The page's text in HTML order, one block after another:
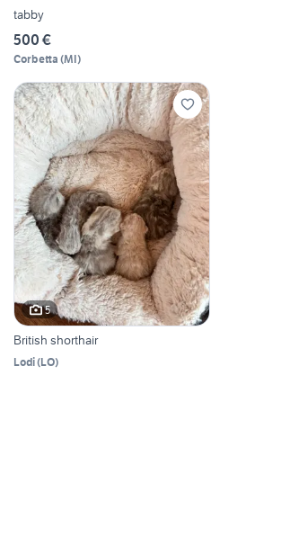
tabby
500 €
Corbetta (MI)
5
British shorthair
Lodi(LO)